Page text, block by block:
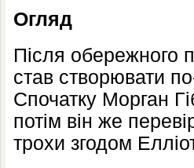
Огляд
Після обережного
став створювати
Спочатку Морган
потім він же
трохи згодом